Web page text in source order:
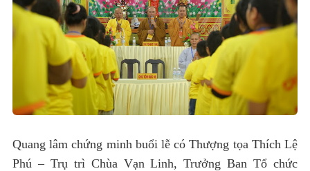
Quang lâm chứng minh buổi lễ có Thượng tọa Thích Lệ
Phú – Trụ trì Chùa Vạn Linh, Trưởng Ban Tổ chức